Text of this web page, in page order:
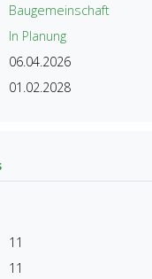
Baugemeinschaft
In Planung
06.04.2026
01.02.2028
11
11